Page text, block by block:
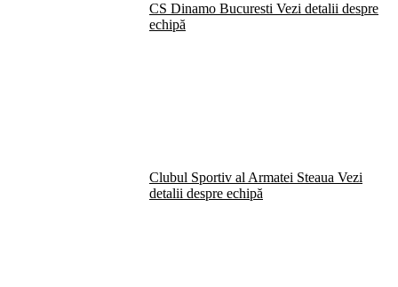
CS Dinamo Bucuresti Vezi detalii despre
echipă
Clubul Sportiv al Armatei Steaua Vezi
detalii despre echipă